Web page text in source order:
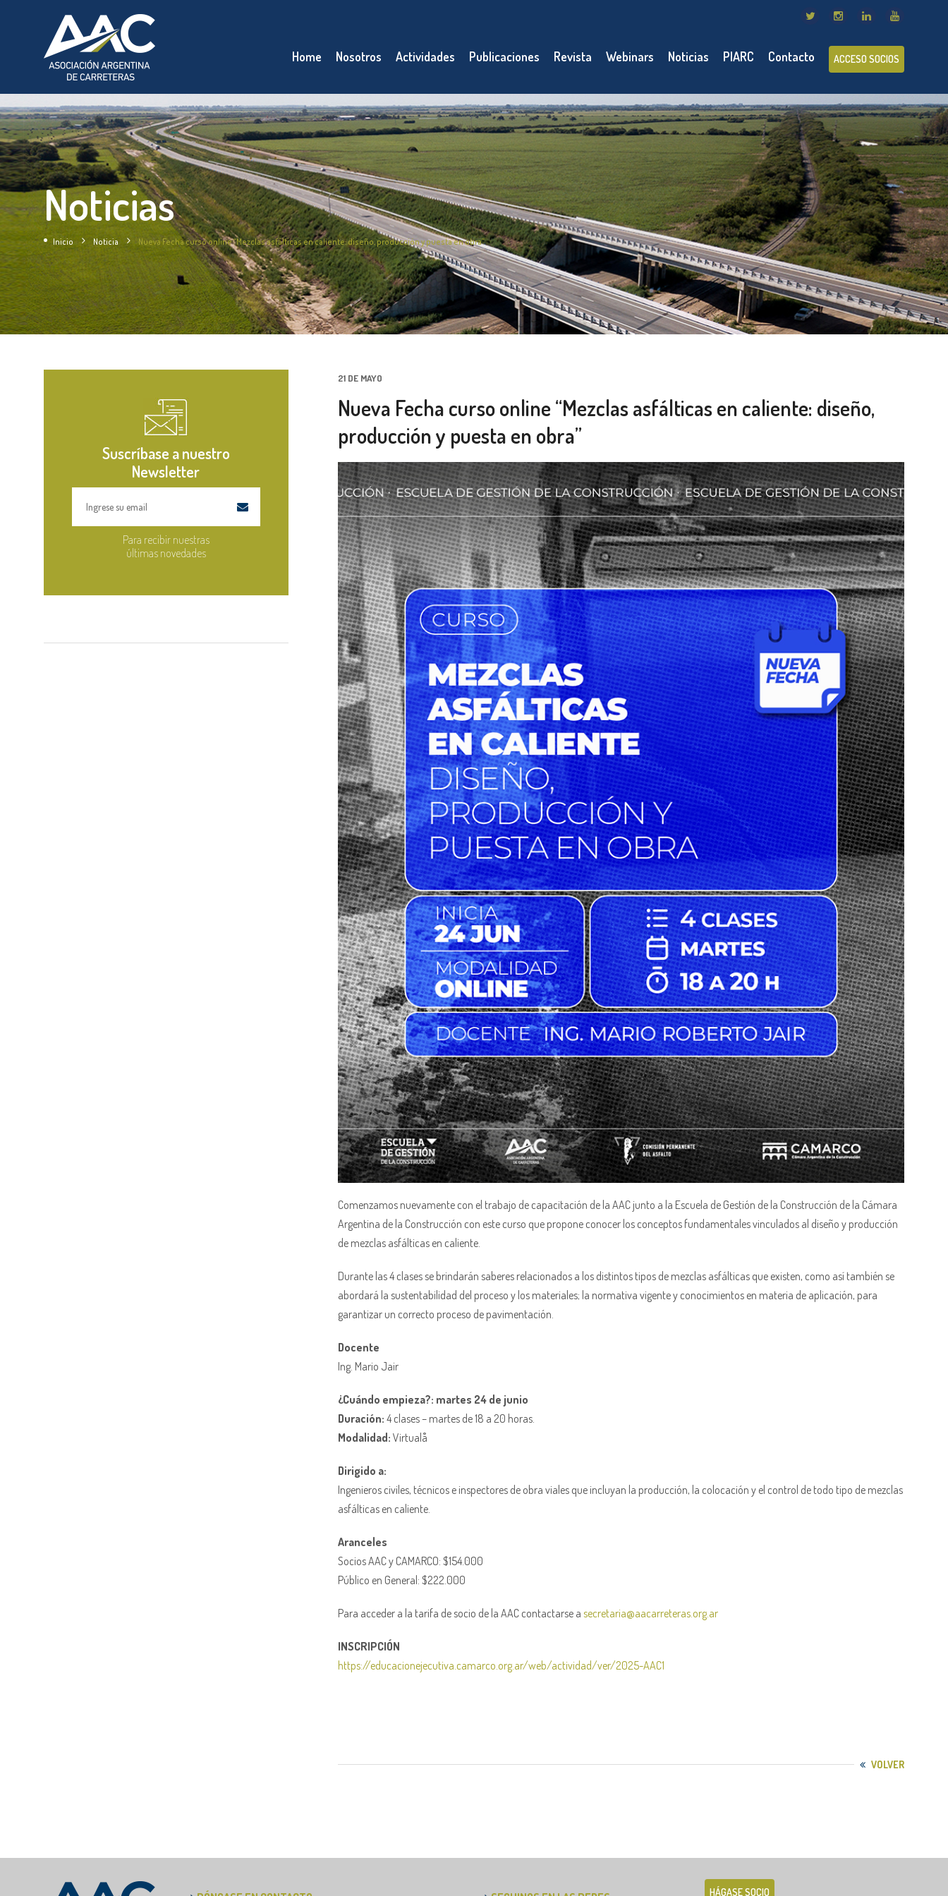
Home Nosotros Actividades Publicaciones Revista Webinars Noticias PIARC Contacto ACCESO SOCIOS
Noticias
Inicio Noticia Nueva Fecha curso online “Mezclas asfálticas en caliente: diseño, producción y puesta en obra”
Suscríbase a nuestro
Newsletter
Para recibir nuestras
últimas novedades
21 DE MAYO
Nueva Fecha curso online “Mezclas asfálticas en caliente: diseño,
producción y puesta en obra”
Comenzamos nuevamente con el trabajo de capacitación de la AAC junto a la Escuela de Gestión de la Construcción de la Cámara
Argentina de la Construcción con este curso que propone conocer los conceptos fundamentales vinculados al diseño y producción
de mezclas asfálticas en caliente.
Durante las 4 clases se brindarán saberes relacionados a los distintos tipos de mezclas asfálticas que existen, como así también se
abordará la sustentabilidad del proceso y los materiales; la normativa vigente y conocimientos en materia de aplicación, para
garantizar un correcto proceso de pavimentación.
Docente
Ing. Mario Jair
¿Cuándo empieza?: martes 24 de junio
Duración: 4 clases – martes de 18 a 20 horas.
Modalidad: Virtualå
Dirigido a:
Ingenieros civiles, técnicos e inspectores de obra viales que incluyan la producción, la colocación y el control de todo tipo de mezclas
asfálticas en caliente.
Aranceles
Socios AAC y CAMARCO: $154.000
Público en General: $222.000
Para acceder a la tarifa de socio de la AAC contactarse a secretaria@aacarreteras.org.ar
INSCRIPCIÓN
https://educacionejecutiva.camarco.org.ar/web/actividad/ver/2025-AAC1
VOLVER
HÁGASE SOCIO